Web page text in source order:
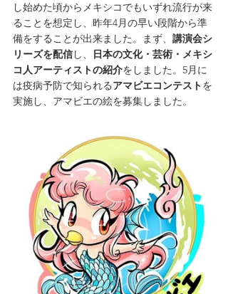
し始めた頃からメキシコでもいずれ流行が来
ることを想定し、昨年4月の早い段階から準
備をすることが出来ました。まず、 講演会シ
リーズを配信し、
日本の文化・芸術・メキシ
コ人アーティストの紹介をしました。5月に
は疫病予防で知られるアマビエコンテストを
実施し、アマビエの絵を募集しました。